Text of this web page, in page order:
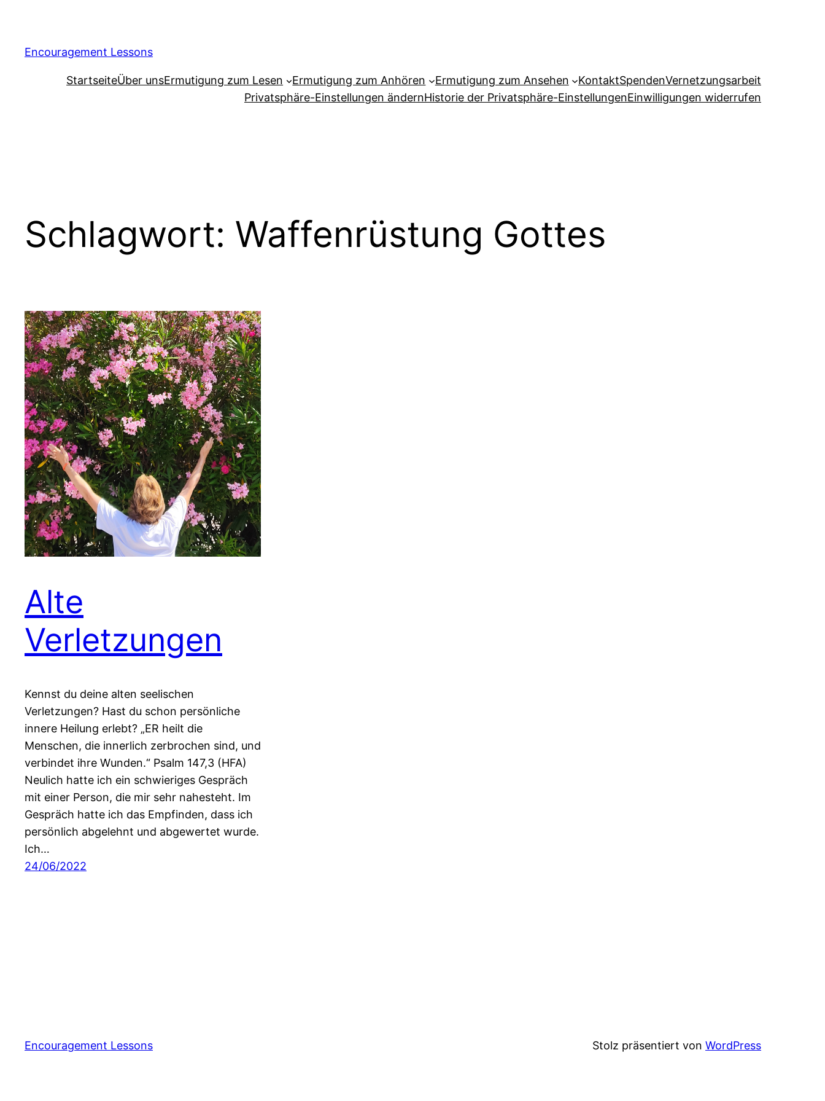
Encouragement Lessons
StartseiteÜber unsErmutigung zum Lesen Ermutigung zum Anhören Ermutigung zum Ansehen KontaktSpendenVernetzungsarbeit
Privatsphäre-Einstellungen ändernHistorie der Privatsphäre-EinstellungenEinwilligungen widerrufen
Schlagwort: Waffenrüstung Gottes
Alte
Verletzungen
Kennst du deine alten seelischen
Verletzungen? Hast du schon persönliche
innere Heilung erlebt? „ER heilt die
Menschen, die innerlich zerbrochen sind, und
verbindet ihre Wunden.“ Psalm 147,3 (HFA)
Neulich hatte ich ein schwieriges Gespräch
mit einer Person, die mir sehr nahesteht. Im
Gespräch hatte ich das Empfinden, dass ich
persönlich abgelehnt und abgewertet wurde.
Ich…
24/06/2022
Encouragement Lessons Stolz präsentiert von WordPress